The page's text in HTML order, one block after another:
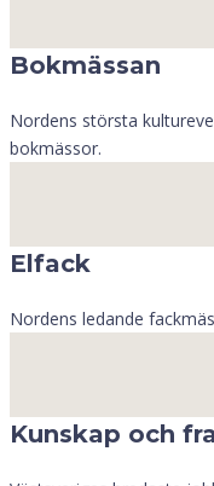
Bokmässan
Nordens största
bokmässor.
Elfack
Nordens ledande
Kunskap och